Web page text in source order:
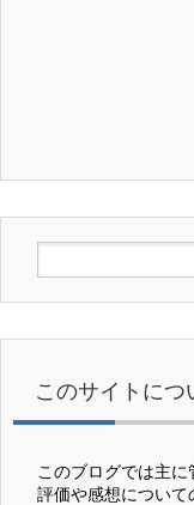
このサイトにつ
このブログでは主に
評価や感想について